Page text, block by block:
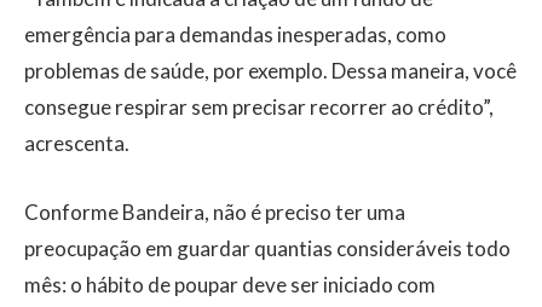
emergência para demandas inesperadas, como
problemas de saúde, por exemplo. Dessa maneira, você
consegue respirar sem precisar recorrer ao crédito”,
acrescenta.
Conforme Bandeira, não é preciso ter uma
preocupação em guardar quantias consideráveis todo
mês: o hábito de poupar deve ser iniciado com